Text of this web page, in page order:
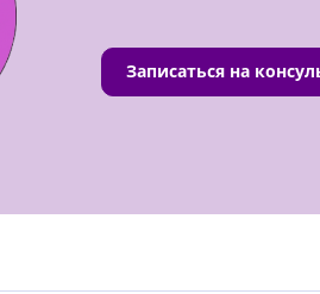
Записаться на